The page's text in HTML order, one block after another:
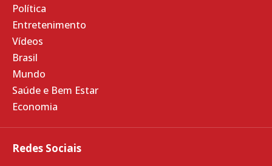
Redes Sociais
Política
Entretenimento
Vídeos
Brasil
Mundo
Saúde e Bem Estar
Economia